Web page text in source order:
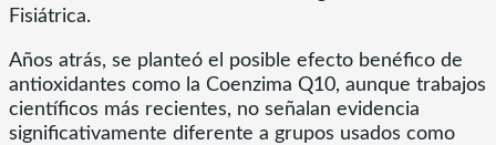
Fisiátrica.
Años atrás, se planteó el posible efecto benéfico de
antioxidantes como la Coenzima Q10, aunque trabajos
científicos más recientes, no señalan evidencia
significativamente diferente a grupos usados como